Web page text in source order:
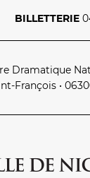
BILLETTERIE
Dramatique
•